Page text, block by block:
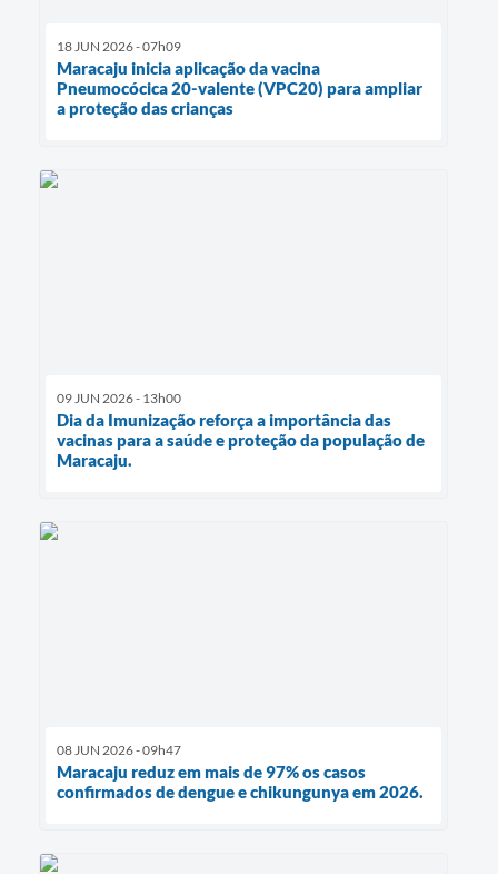
18 JUN 2026 - 07h09
Maracaju inicia aplicação da vacina
Pneumocócica 20-valente (VPC20) para ampliar
a proteção das crianças
09 JUN 2026 - 13h00
Dia da Imunização reforça a importância das
vacinas para a saúde e proteção da população de
Maracaju.
08 JUN 2026 - 09h47
Maracaju reduz em mais de 97% os casos
confirmados de dengue e chikungunya em 2026.